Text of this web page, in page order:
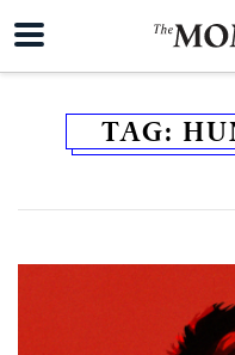
TAG: